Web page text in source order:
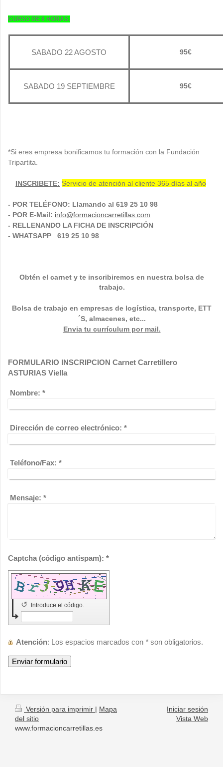
CURSO DE 8 HORAS:
SABADO 22 AGOSTO 95€
SABADO 19 SEPTIEMBRE 95€
*Si eres empresa bonificamos tu formación con la Fundación
Tripartita.
INSCRIBETE: Servicio de atención al cliente 365 días al año
- POR TELÉFONO: Llamando al 619 25 10 98
- POR E-Mail: info@formacioncarretillas.com
- RELLENANDO LA FICHA DE INSCRIPCIÓN
- WHATSAPP 619 25 10 98
Obtén el carnet y te inscribiremos en nuestra bolsa de
trabajo.
Bolsa de trabajo en empresas de logística, transporte, ETT
´S, almacenes, etc...
Envia tu currículum por mail.
FORMULARIO INSCRIPCION Carnet Carretillero
ASTURIAS Viella
Nombre: *
Dirección de correo electrónico: *
Teléfono/Fax: *
Mensaje: *
Captcha (código antispam): *
Introduce el código.
↺
Atención : Los espacios marcados con * son obligatorios.
Versión para imprimir | Mapa
del sitio
www.formacioncarretillas.es
Iniciar sesión
Vista Web